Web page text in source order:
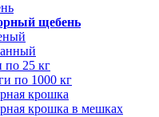
щебень
25 кг
по 1000 кг
крошка
крошка в мешках